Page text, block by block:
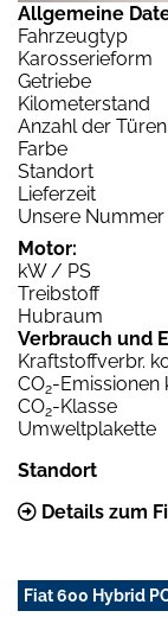
Allgemeine
Fahrzeugtyp
Karosserieform
Getriebe
Kilometerstand
Anzahl der Türen
Farbe
Standort
Lieferzeit
Unsere Nummer
Motor:
kW / PS
Treibstoff
Hubraum
Verbrauch und
Kraftstoffverbr.
CO2-Emissionen
CO2-Klasse
Umweltplakette
Standort
Details zum
Fiat 600 Hybrid